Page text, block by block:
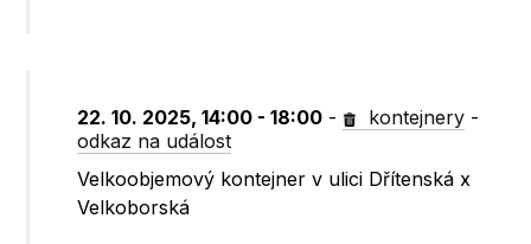
22. 10. 2025, 14:00 - 18:00 - kontejnery -
odkaz na událost
Velkoobjemový kontejner v ulici Dřítenská x
Velkoborská